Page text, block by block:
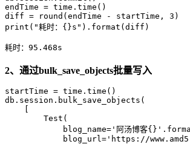
endTime = time.time()
diff = round(endTime - startTime, 3)
print("耗时：{}s").format(diff)
耗时：95.468s
2、通过bulk_save_objects批量写入
startTime = time.time()
db.session.bulk_save_objects(
Test(
blog_name='阿汤博客
blog_url='https://